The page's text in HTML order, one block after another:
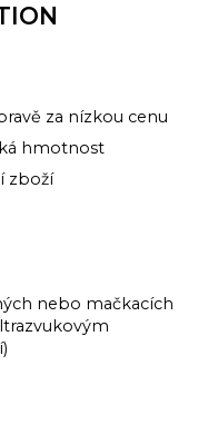
za nízkou cenu
hmotnost
zboží
nebo mačkacích